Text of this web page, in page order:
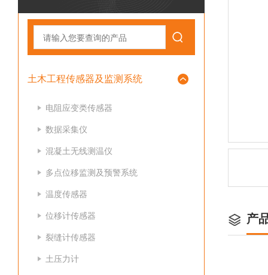
土木工程传感器及监测系统
电阻应变类传感器
数据采集仪
混凝土无线测温仪
多点位移监测及预警系统
温度传感器
位移计传感器
裂缝计传感器
土压力计
产